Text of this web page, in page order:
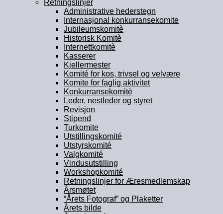
Retningslinjer
Administrative hederstegn
Internasjonal konkurransekomite
Jubileumskomitè
Historisk Komitè
Internettkomitè
Kasserer
Kjellermester
Komité for kos, trivsel og velvære
Komite for faglig aktivitet
Konkurransekomitè
Leder, nestleder og styret
Revisjon
Stipend
Turkomite
Utstillingskomité
Utstyrskomité
Valgkomité
Vindusutstilling
Workshopkomité
Retningslinjer for Æresmedlemskap
Årsmøtet
“Årets Fotograf” og Plaketter
Årets bilde